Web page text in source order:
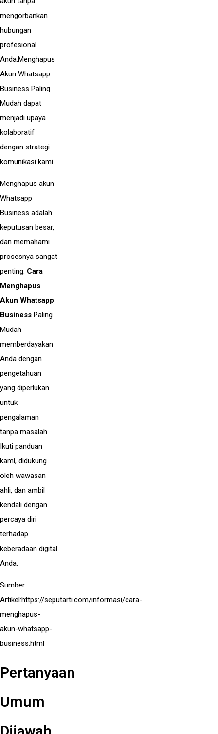
mengorbankan
hubungan
profesional
Anda.Menghapus
Akun Whatsapp
Business Paling
Mudah dapat
menjadi upaya
kolaboratif
dengan strategi
komunikasi kami.
Menghapus akun
Whatsapp
Business adalah
keputusan besar,
dan memahami
prosesnya sangat
penting. Cara
Menghapus
Akun Whatsapp
Business Paling
Mudah
memberdayakan
Anda dengan
pengetahuan
yang diperlukan
untuk
pengalaman
tanpa masalah.
Ikuti panduan
kami, didukung
oleh wawasan
ahli, dan ambil
kendali dengan
percaya diri
terhadap
keberadaan digital
Anda.
Sumber
Artikel:https://seputarti.com/informasi/cara-
menghapus-
akun-whatsapp-
business.html
Pertanyaan
Umum